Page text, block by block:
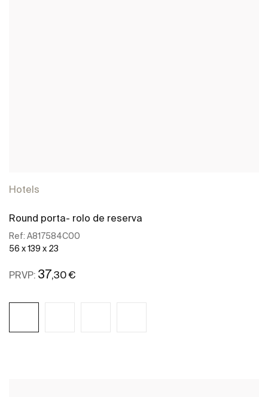
Hotels
Round porta- rolo de reserva
Ref: A817584C00
56 x 139 x 23
PRVP: 37,30 €